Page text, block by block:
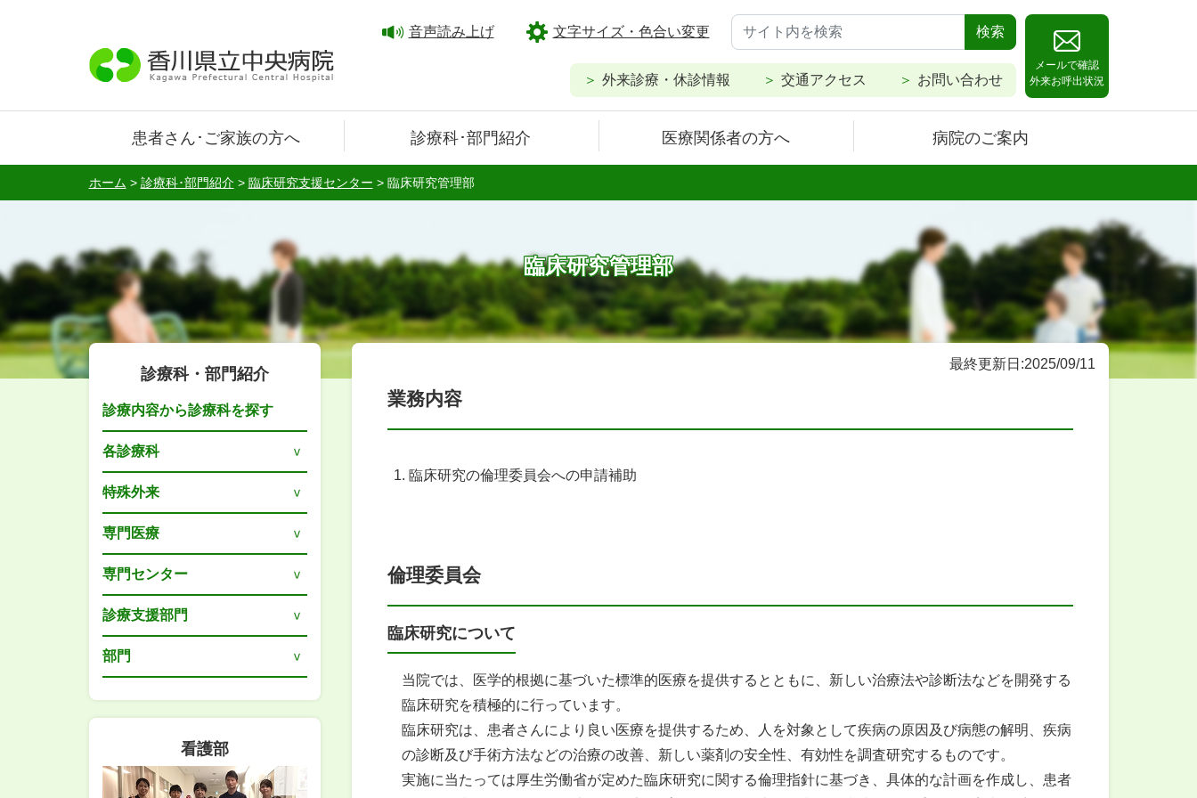
音声読み上げ 文字サイズ・色合い変更 検索
外来診療・休診情報 交通アクセス お問い合わせ
メールで確認
外来お呼出状況
患者さん･ご家族の方へ 診療科･部門紹介 医療関係者の方へ 病院のご案内
ホーム > 診療科･部門紹介> 臨床研究支援センター > 臨床研究管理部
臨床研究管理部
最終更新日:2025/09/11
業務内容
臨床研究の倫理委員会への申請補助
倫理委員会
臨床研究について
当院では、医学的根拠に基づいた標準的医療を提供するとともに、新しい治療法や診断法などを開発する
臨床研究を積極的に行っています。
臨床研究は、患者さんにより良い医療を提供するため、人を対象として疾病の原因及び病態の解明、疾病
の診断及び手術方法などの治療の改善、新しい薬剤の安全性、有効性を調査研究するものです。
実施に当たっては厚生労働省が定めた臨床研究に関する倫理指針に基づき、具体的な計画を作成し、患者
診療科・部門紹介
診療内容から診療科を探す
各診療科
特殊外来
専門医療
専門センター
診療支援部門
部門
看護部